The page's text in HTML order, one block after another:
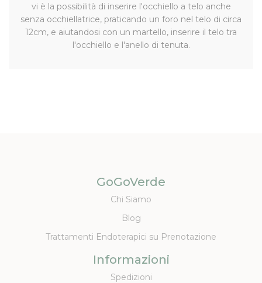
vi è la possibilità di inserire l'occhiello a telo anche
senza occhiellatrice, praticando un foro nel telo di circa
12cm, e aiutandosi con un martello, inserire il telo tra
l'occhiello e l'anello di tenuta.
GoGoVerde
Chi Siamo
Blog
Trattamenti Endoterapici su Prenotazione
Informazioni
Spedizioni